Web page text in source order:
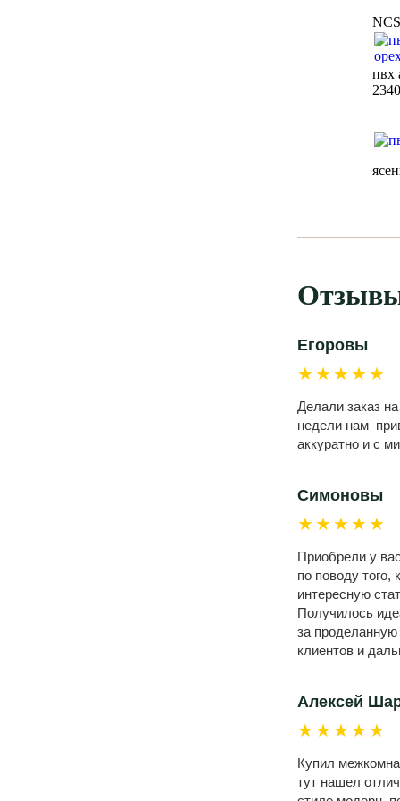
пвх
Егоровы
★★★★★
Делали заказ
недели нам
аккуратно и с
Симоновы
★★★★★
Приобрели у
по поводу
интересную
Получилось
за
клиентов и
Алексей
★★★★★
Купил
тут нашел